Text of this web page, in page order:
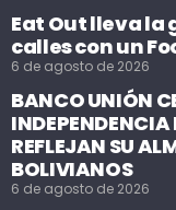
Eat Out lleva
calles con un
6 de agosto de 2026
BANCO UNIÓN
REFLEJAN SU
BOLIVIANOS
6 de agosto de 2026